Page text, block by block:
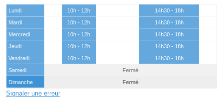
Lundi 10h - 12h
14h30 - 18h
Mardi
10h - 12h
14h30 - 18h
Mercredi
10h - 12h
14h30 - 18h
Jeudi
10h - 12h
14h30 - 18h
Vendredi
10h - 12h
14h30 - 18h
Samedi
Fermé
Dimanche
Fermé
Signaler une erreur